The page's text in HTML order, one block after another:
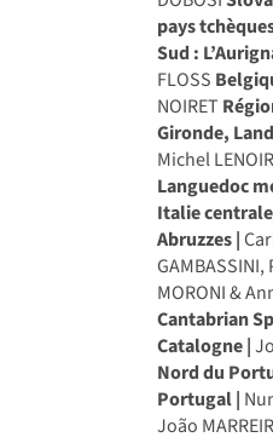
pays
Sud :
FLOSS
NOIRET
Gironde,
Michel LENOIR
Languedoc
Italie
Abruzzes |
MORONI &
Cantabrian
Catalogne |
Nord du
Portugal |
João